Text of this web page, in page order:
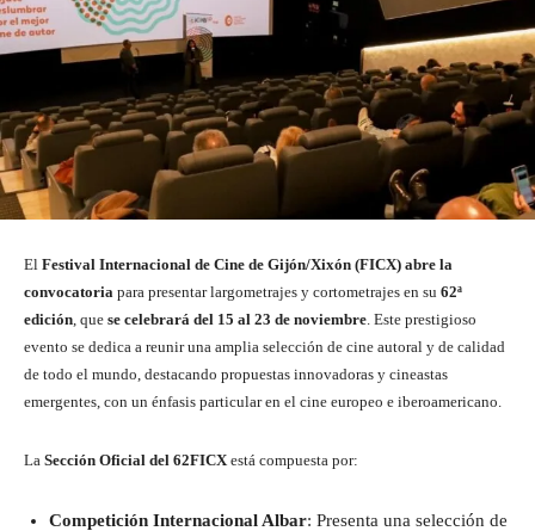
El Festival Internacional de Cine de Gijón/Xixón (FICX) abre la
convocatoria para presentar largometrajes y cortometrajes en su 62ª
edición , que se celebrará del 15 al 23 de noviembre . Este prestigioso
evento se dedica a reunir una amplia selección de cine autoral y de calidad
de todo el mundo, destacando propuestas innovadoras y cineastas
emergentes, con un énfasis particular en el cine europeo e iberoamericano.
La Sección Oficial del 62FICX está compuesta por:
Competición Internacional Albar: Presenta una selección de